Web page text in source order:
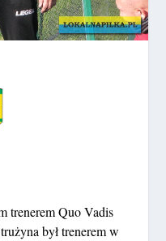
trenerem Quo Vadis
był trenerem w